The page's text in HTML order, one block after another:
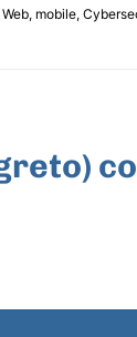
mobile,